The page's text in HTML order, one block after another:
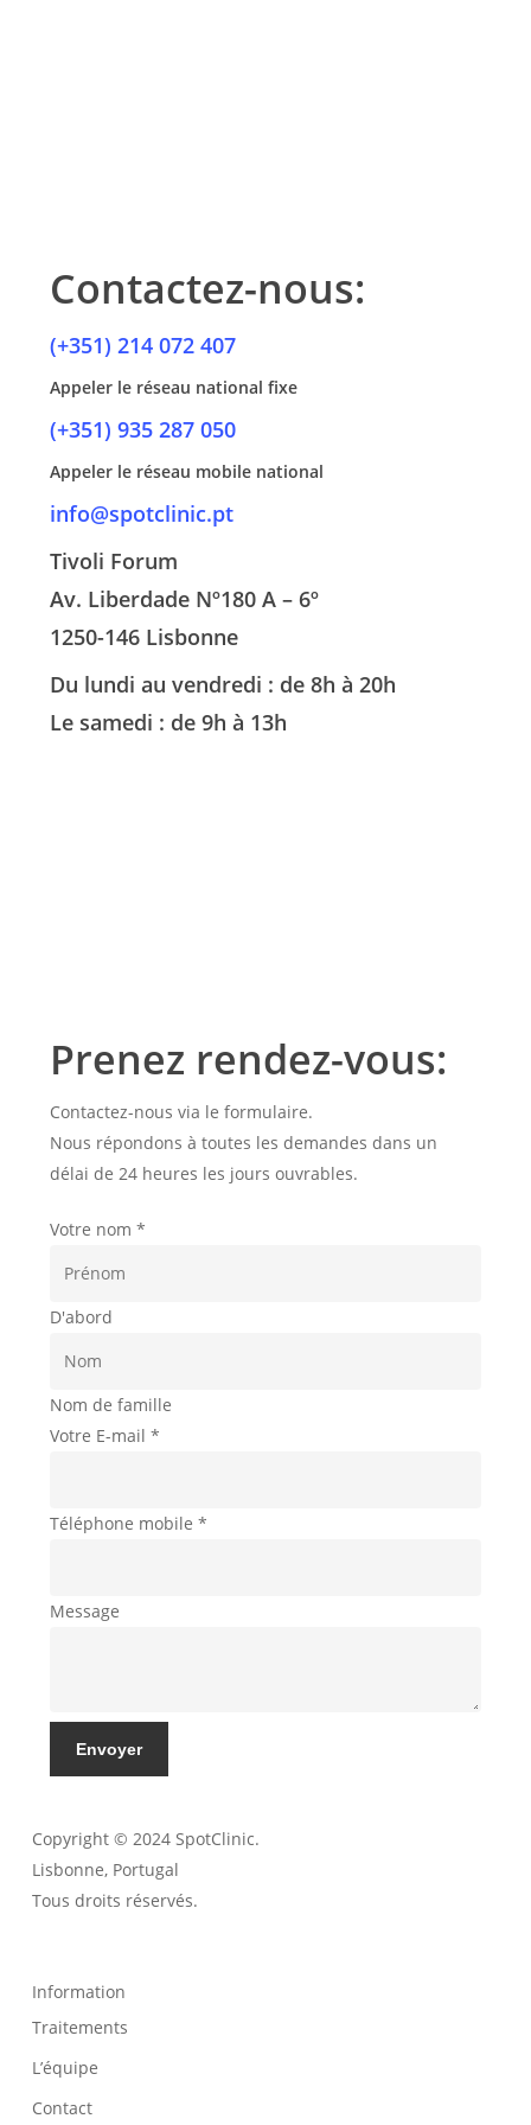
Contactez-nous:
(+351) 214 072 407
Appeler le réseau national fixe
(+351) 935 287 050
Appeler le réseau mobile national
info@spotclinic.pt
Tivoli Forum
Av. Liberdade Nº180 A – 6º
1250-146 Lisbonne
Du lundi au vendredi : de 8h à 20h
Le samedi : de 9h à 13h
Prenez rendez-vous:
Contactez-nous via le formulaire.
Nous répondons à toutes les demandes dans un
délai de 24 heures les jours ouvrables.
Votre nom*
D'abord
Nom de famille
Votre E-mail*
Téléphone mobile*
Message
Envoyer
Copyright © 2024 SpotClinic.
Lisbonne, Portugal
Tous droits réservés.
Information
Traitements
L’équipe
Contact